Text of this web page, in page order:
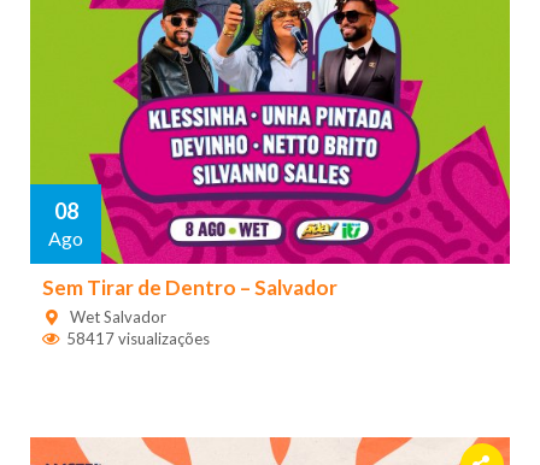
08
Ago
Sem Tirar de Dentro – Salvador
Wet Salvador
58417 visualizações